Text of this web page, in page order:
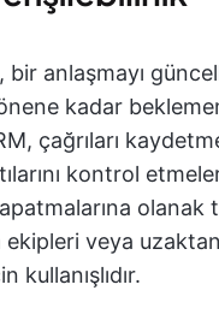
bir anlaşmayı
kadar
çağrıları
kontrol
olanak
veya
kullanışlıdır.